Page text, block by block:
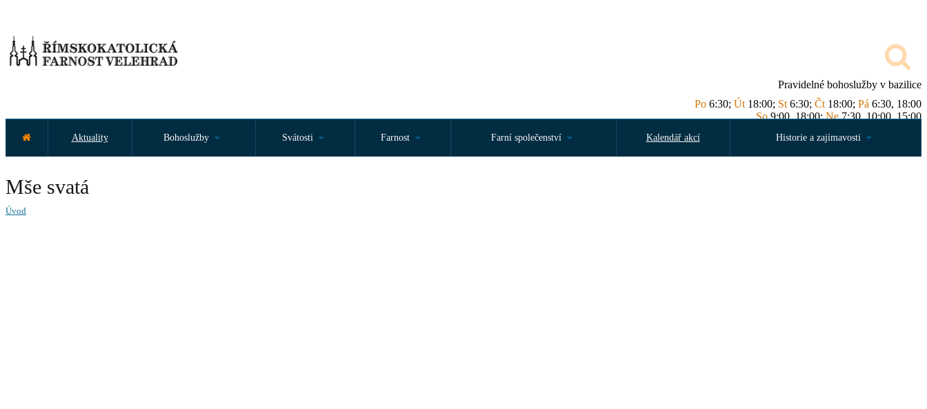
Pravidelné bohoslužby v bazilice
Po 6:30; Út 18:00; St 6:30; Čt 18:00; Pá 6:30, 18:00
So9:00, 18:00;Ne7:30, 10:00, 15:00
Aktuality Bohoslužby Svátosti Farnost Farní společenství Kalendář akcí Historie a zajímavosti
Mše svatá
Úvod